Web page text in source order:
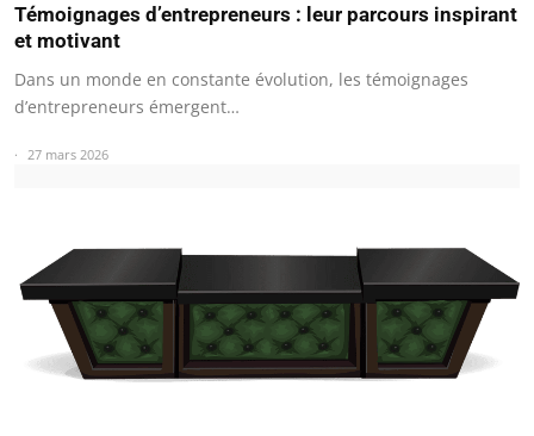
Témoignages d’entrepreneurs : leur parcours inspirant
et motivant
Dans un monde en constante évolution, les témoignages
d’entrepreneurs émergent…
27 mars 2026